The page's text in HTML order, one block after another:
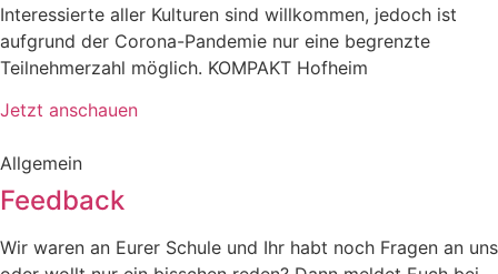
Interessierte aller Kulturen sind willkommen, jedoch ist
aufgrund der Corona-Pandemie nur eine begrenzte
Teilnehmerzahl möglich. KOMPAKT Hofheim
Jetzt anschauen
Allgemein
Feedback
Wir waren an Eurer Schule und Ihr habt noch Fragen an uns